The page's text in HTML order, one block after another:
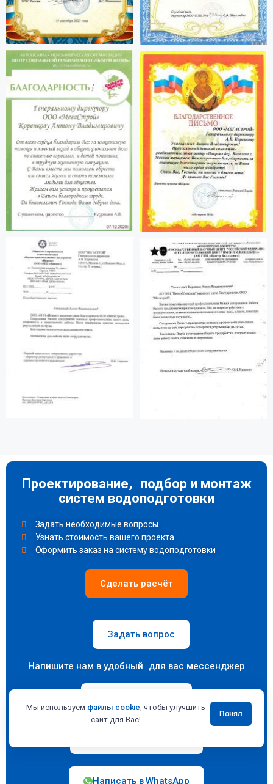
Проектирование, подбор и монтаж
систем водоподготовки
Задать необходимые вопросы
Узнать стоимость вашего проекта
Оформить заказ на систему водоподготовки
Сделать расчёт
Задать вопрос
Напишите нам в удобный для вас мессенджер
Написать в WhatsApp
Мы используем файлы cookie, чтобы улучшить
сайт для Вас!
Понял